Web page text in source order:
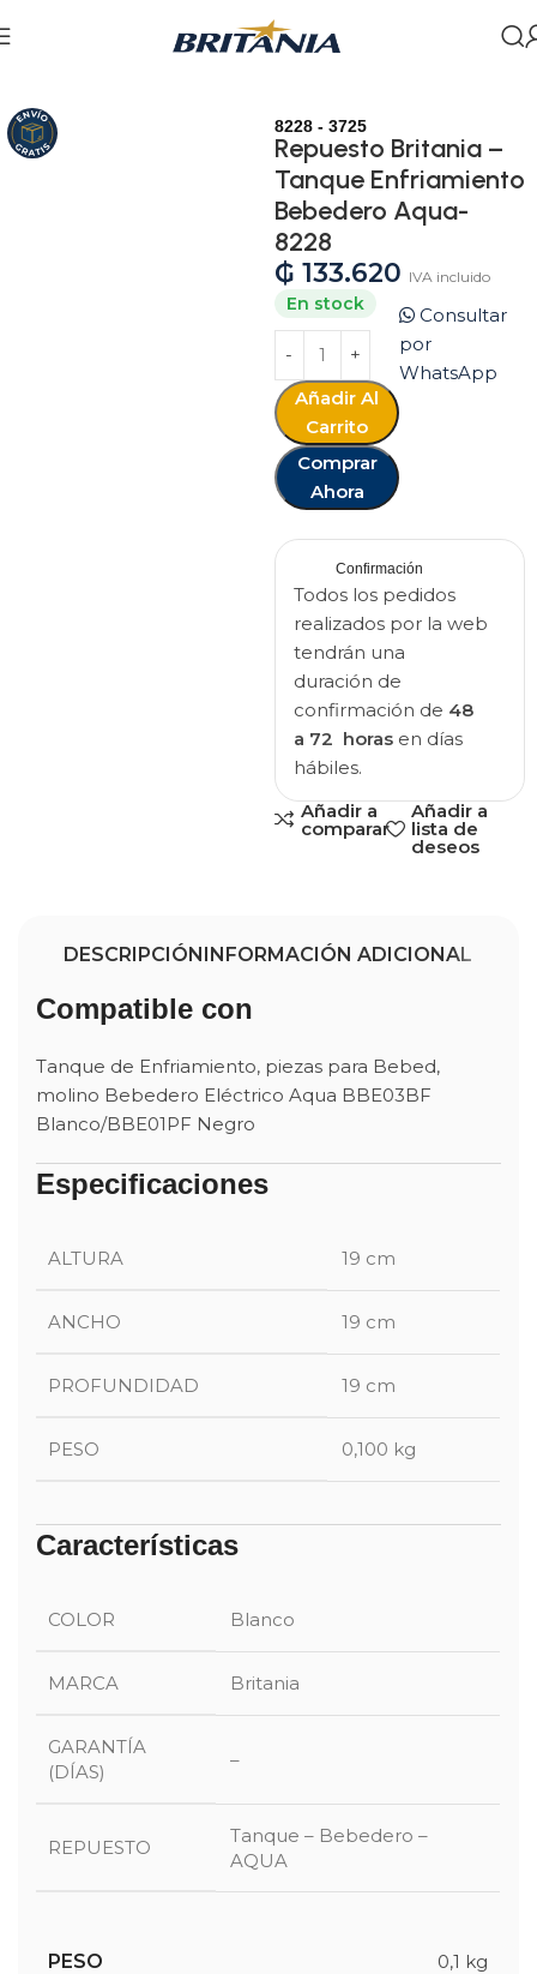
8228 - 3725
Repuesto Britania –
Tanque Enfriamiento
Bebedero Aqua-
8228
₲ 133.620 IVA incluido
En stock
Añadir Al
Carrito
Comprar
Ahora
Consultar
por
WhatsApp
Confirmación
Todos los pedidos
realizados por la web
tendrán una
duración de
confirmación de 48
a 72 horasen días
hábiles.
Añadir a
comparar
Añadir a
lista de
deseos
DESCRIPCIÓNINFORMACIÓN ADICIONAL
Compatible con
Tanque de Enfriamiento, piezas para Bebed,
molino Bebedero Eléctrico Aqua BBE03BF
Blanco/BBE01PF Negro
Especificaciones
ALTURA 19 cm
ANCHO 19 cm
PROFUNDIDAD 19 cm
PESO 0,100 kg
Características
COLOR Blanco
MARCA Britania
GARANTÍA
(DÍAS)
–
REPUESTO
Tanque – Bebedero –
AQUA
PESO 0,1 kg